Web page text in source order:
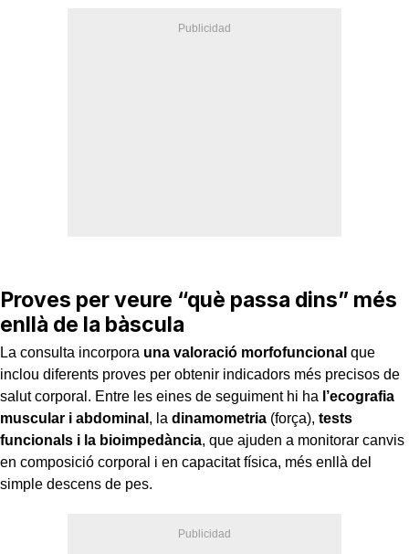
Proves per veure “què passa dins” més
enllà de la bàscula
La consulta incorpora una valoració morfofuncional que
inclou diferents proves per obtenir indicadors més precisos de
salut corporal. Entre les eines de seguiment hi ha l’ecografia
muscular i abdominal , la dinamometria (força), tests
funcionals i la bioimpedància, que ajuden a monitorar canvis
en composició corporal i en capacitat física, més enllà del
simple descens de pes.